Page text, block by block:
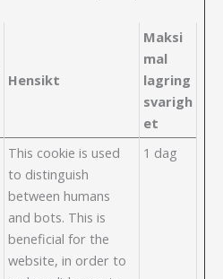
Hensikt
Maksi
mal
lagring
svarigh
et
This cookie is used
to distinguish
between humans
and bots. This is
beneficial for the
website, in order to
1 dag